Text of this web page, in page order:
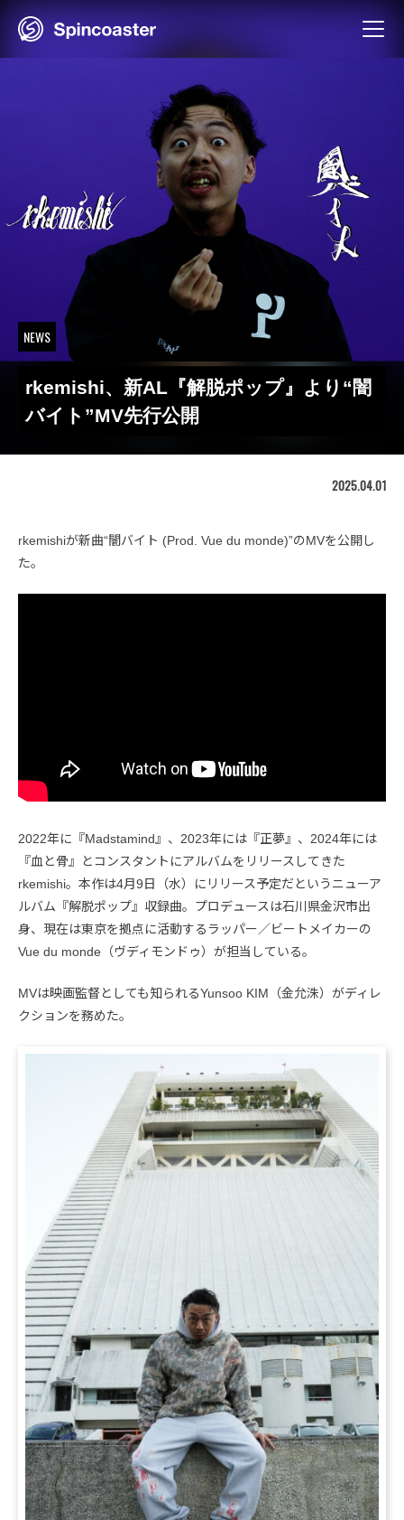
NEWS
rkemishi、新AL『解脱ポップ』より“闇
バイト”MV先行公開
2025.04.01
rkemishiが新曲“闇バイト (Prod. Vue du monde)”のMVを公開し
た。
2022年に『Madstamind』、2023年には『正夢』、2024年には
『血と骨』とコンスタントにアルバムをリリースしてきた
rkemishi。本作は4月9日（水）にリリース予定だというニューア
ルバム『解脱ポップ』収録曲。プロデュースは石川県金沢市出
身、現在は東京を拠点に活動するラッパー／ビートメイカーの
Vue du monde（ヴディモンドゥ）が担当している。
MVは映画監督としても知られるYunsoo KIM（金允洙）がディレ
クションを務めた。